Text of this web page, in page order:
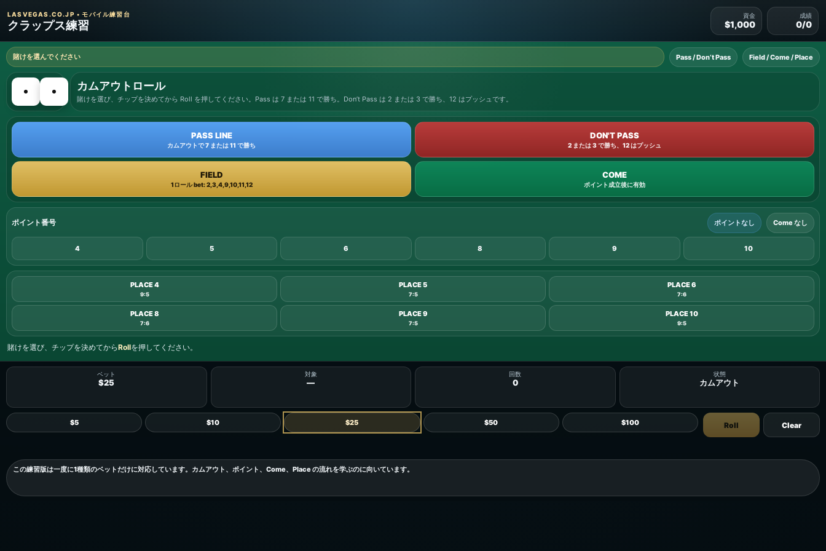
LASVEGAS.CO.JP • モバイル練習台
クラップス練習
資金
$1,000
成績
0/0
賭けを選んでください Pass / Don’t Pass Field / Come / Place
カムアウトロール
賭けを選び、チップを決めてから Roll を押してください。Pass は 7 または 11 で勝ち。Don’t Pass は 2 または 3 で勝ち、12 はプッシュです。
PASS LINE
カムアウトで 7 または 11 で勝ち
DON'T PASS
2 または 3 で勝ち、12 はプッシュ
FIELD
1ロール bet: 2,3,4,9,10,11,12
COME
ポイント成立後に有効
ポイント番号 ポイントなし Come なし
4 5 6 8 9 10
PLACE 4
9:5
PLACE 5
7:5
PLACE 6
7:6
PLACE 8
7:6
PLACE 9
7:5
PLACE 10
9:5
賭けを選び、チップを決めてからRollを押してください。
ベット
$25
対象
—
回数
0
状態
カムアウト
$5 $10 $25 $50 $100 Roll Clear
この練習版は一度に1種類のベットだけに対応しています。カムアウト、ポイント、Come、Place の流れを学ぶのに向いています。